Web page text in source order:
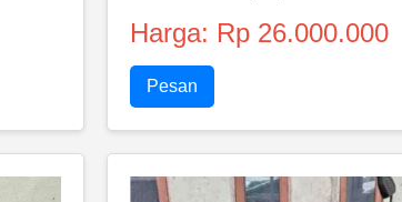
Harga: Rp 26.000.000
Pesan